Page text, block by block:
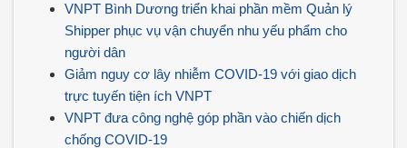
VNPT Bình Dương triển khai phần mềm Quản lý
Shipper phục vụ vận chuyển nhu yếu phẩm cho
người dân
Giảm nguy cơ lây nhiễm COVID-19 với giao dịch
trực tuyến tiện ích VNPT
VNPT đưa công nghệ góp phần vào chiến dịch
chống COVID-19